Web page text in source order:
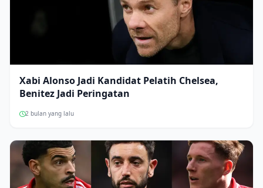
Xabi Alonso Jadi Kandidat Pelatih Chelsea,
Benitez Jadi Peringatan
2 bulan yang lalu